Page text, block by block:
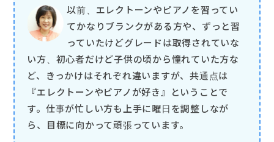
以前、エレクトーンやピアノを習ってい
てかなりブランクがある方や、ずっと習
っていたけどグレードは取得されていな
い方、初心者だけど子供の頃から憧れていた方な
ど、きっかけはそれぞれ違いますが、共通点は
『エレクトーンやピアノが好き』ということで
す。仕事が忙しい方も上手に曜日を調整しなが
ら、目標に向かって頑張っています。